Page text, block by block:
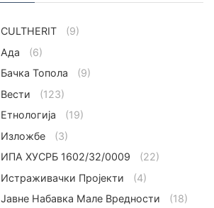
CULTHERIT
(9)
Ада
(6)
Бачка Топола
(9)
Вести
(123)
Етнологијa
(19)
Изложбе
(3)
ИПА ХУСРБ 1602/32/0009
(22)
Истраживачки Пројекти
(4)
Јавне Набавка Мале Вредности
(18)